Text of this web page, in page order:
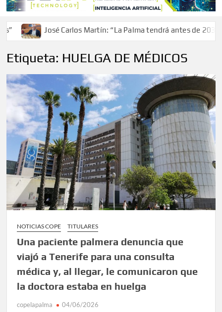
José Carlos Martín: “La Palma tendrá antes de 2030
Etiqueta: HUELGA DE MÉDICOS
NOTICIAS COPE TITULARES
Una paciente palmera denuncia que
viajó a Tenerife para una consulta
médica y, al llegar, le comunicaron que
la doctora estaba en huelga
copelapalma 04/06/2026